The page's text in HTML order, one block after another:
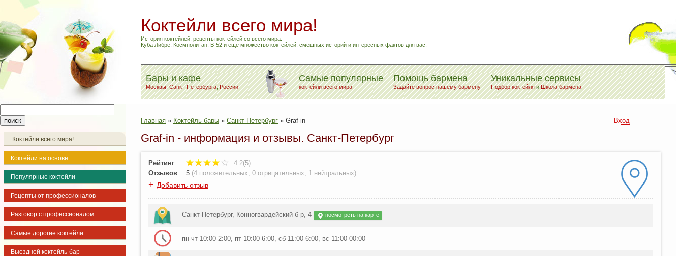
Коктейли всего мира!
История коктейлей, рецепты коктейлей со всего мира.
Куба Либре, Космполитан, B-52 и еще множество коктейлей, смешных историй и интересных фактов для вас.
Бары и кафе
Москвы,Санкт-Петербурга,России
Самые популярные
коктейли всего мира
Помощь бармена
Задайте вопрос нашему бармену
Уникальные сервисы
Подбор коктейляиШкола бармена
Коктейли всего мира!
Коктейли на основе
Популярные коктейли
Рецепты от профессионалов
Разговор с профессионалом
Самые дорогие коктейли
Выездной коктейль-бар
Главная » Коктейль бары » Санкт-Петербург » Graf-in Вход
Graf-in - информация и отзывы. Санкт-Петербург
Рейтинг
4.2(5)
Отзывов
5 (4 положительных, 0 отрицательных, 1 нейтральных)
+ Добавить отзыв
Санкт-Петербург, Конногвардейский б-р, 4 посмотреть на карте
пн-чт 10:00-2:00, пт 10:00-6:00, сб 11:00-6:00, вс 11:00-00:00